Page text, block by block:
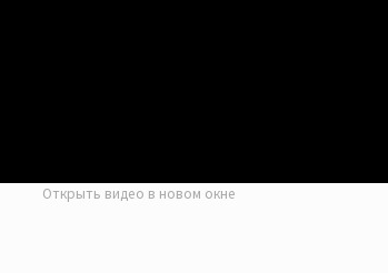
Открыть видео в новом окне